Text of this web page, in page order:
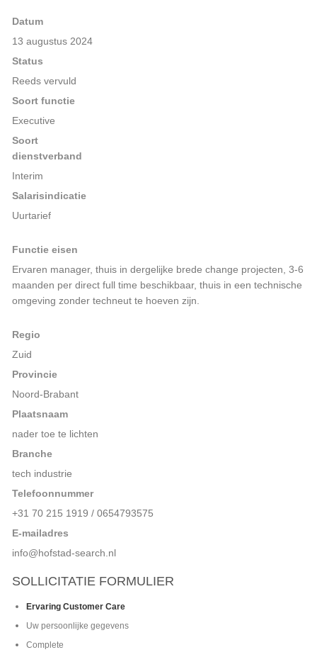
Datum
13 augustus 2024
Status
Reeds vervuld
Soort functie
Executive
Soort
dienstverband
Interim
Salarisindicatie
Uurtarief
Functie eisen
Ervaren manager, thuis in dergelijke brede change projecten, 3-6
maanden per direct full time beschikbaar, thuis in een technische
omgeving zonder techneut te hoeven zijn.
Regio
Zuid
Provincie
Noord-Brabant
Plaatsnaam
nader toe te lichten
Branche
tech industrie
Telefoonnummer
+31 70 215 1919 / 0654793575
E-mailadres
info@hofstad-search.nl
SOLLICITATIE FORMULIER
Huidige
Ervaring Customer Care
Uw persoonlijke gegevens
Complete